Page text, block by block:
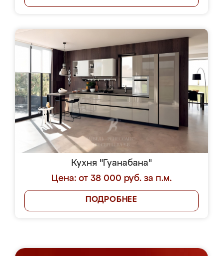
Кухня "Гуанабана"
Цена: от 38 000 руб. за п.м.
ПОДРОБНЕЕ